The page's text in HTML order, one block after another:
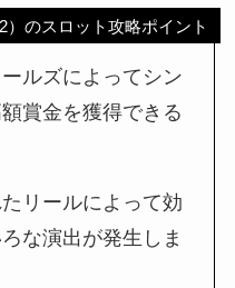
のスロット攻略ポイント
ルズによってシン
賞金を獲得できる
リールによって効
な演出が発生しま